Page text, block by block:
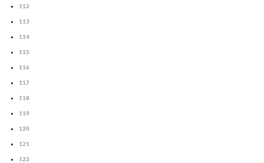
112
113
114
115
116
117
118
119
120
121
122